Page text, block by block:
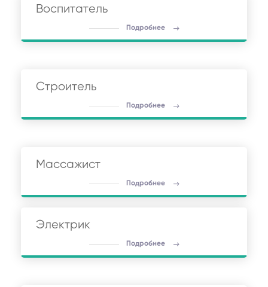
Воспитатель
Подробнее
Строитель
Подробнее
Массажист
Подробнее
Электрик
Подробнее